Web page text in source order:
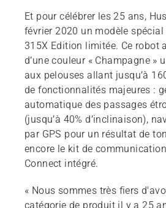
Et pour célébrer les 25 ans,
février 2020 un modèle
315X Edition limitée. Ce robot
d’une couleur « Champagne »
aux pelouses allant jusqu’à
de fonctionnalités majeures :
automatique des passages
(jusqu’à 40% d’inclinaison),
par GPS pour un résultat de
encore le kit de
Connect intégré.
« Nous sommes très fiers
catégorie de produit il y a 25